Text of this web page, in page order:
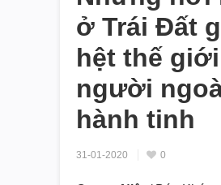
ở Trái Đất
hệt thế
người
hành tinh
31-01-2020 0